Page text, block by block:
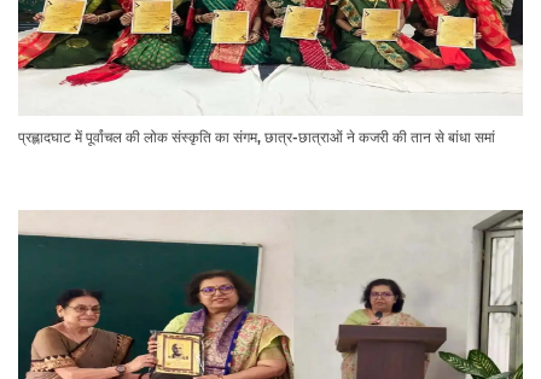
प्रह्लादघाट में पूर्वांचल की लोक संस्कृति का संगम, छात्र-छात्राओं ने कजरी की तान से बांधा समां